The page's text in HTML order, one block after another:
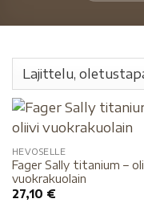
HEVOSELLE
Fager Sally titanium –
vuokrakuolain
27,10 €